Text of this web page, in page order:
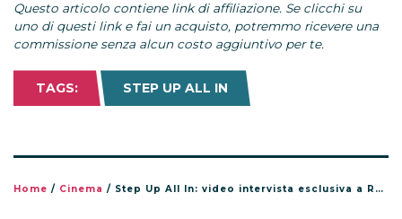
Questo articolo contiene link di affiliazione. Se clicchi su
uno di questi link e fai un acquisto, potremmo ricevere una
commissione senza alcun costo aggiuntivo per te.
TAGS: STEP UP ALL IN
Home / Cinema / Step Up All In: video intervista esclusiva a Ryan Guzman